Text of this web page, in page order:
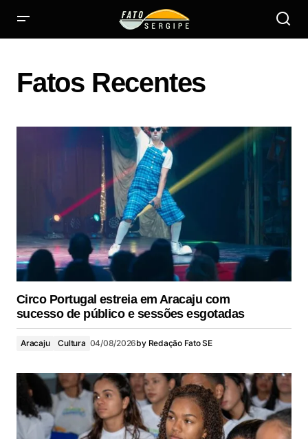
Fatos Recentes
Circo Portugal estreia em Aracaju com
sucesso de público e sessões esgotadas
Aracaju Cultura 04/08/2026by Redação Fato SE